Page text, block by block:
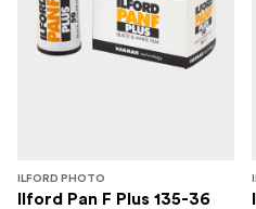
ILFORD PHOTO
Ilford Pan F Plus 135-36